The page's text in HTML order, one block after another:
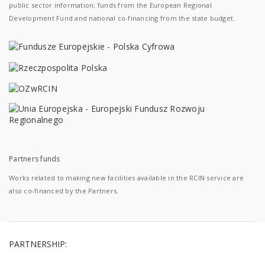
public sector information; funds from the European Regional
Development Fund and national co-financing from the state budget.
Partners funds
Works related to making new facilities available in the RCIN service are
also co-financed by the Partners.
PARTNERSHIP: